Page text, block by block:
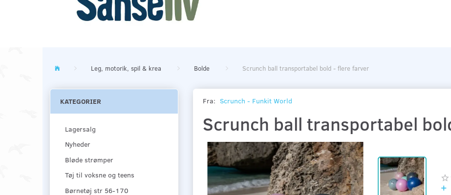
Leg, motorik, spil & krea Bolde Scrunch ball transportabel bold - flere farver
KATEGORIER
Lagersalg
Nyheder
Bløde strømper
Tøj til voksne og teens
Børnetøj str 56-170
Fra: Scrunch - Funkit World
Scrunch ball transportabel